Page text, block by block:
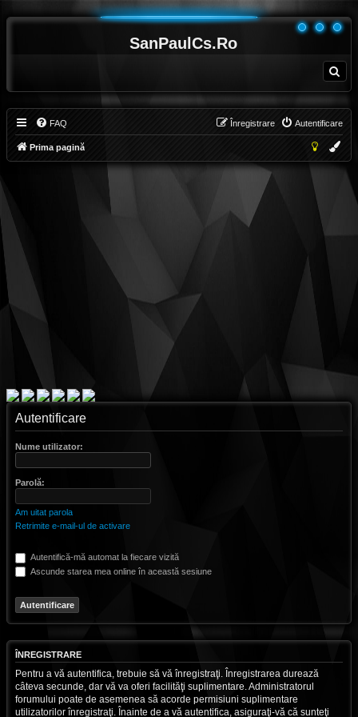
SanPaulCs.Ro
ă
e
FAQ Autentificare
Înregistrare
Prima pagină
Autentificare
Nume utilizator:
Parolă:
Am uitat parola
Retrimite e-mail-ul de activare
Autentifică-mă automat la fiecare vizită
Ascunde starea mea online în această sesiune
ÎNREGISTRARE
Pentru a vă autentifica, trebuie să vă înregistraţi. Înregistrarea durează
câteva secunde, dar vă va oferi facilităţi suplimentare. Administratorul
forumului poate de asemenea să acorde permisiuni suplimentare
utilizatorilor înregistraţi. Înainte de a vă autentifica, asiguraţi-vă că sunteţi